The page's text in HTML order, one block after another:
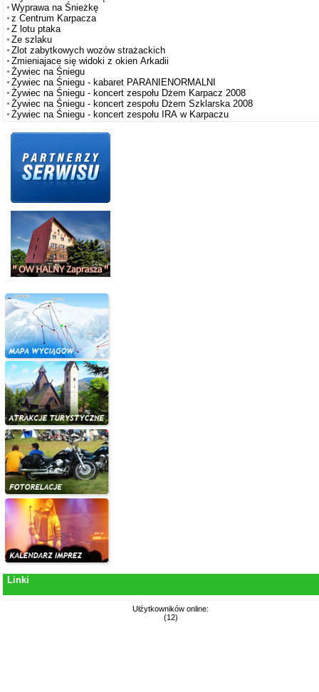
Wyprawa na Śnieżkę
z Centrum Karpacza
Z lotu ptaka
Ze szlaku
Zlot zabytkowych wozów strażackich
Zmieniajace się widoki z okien Arkadii
Żywiec na Śniegu
Żywiec na Śniegu - kabaret PARANIENORMALNI
Żywiec na Śniegu - koncert zespołu Dżem Karpacz 2008
Żywiec na Śniegu - koncert zespołu Dżem Szklarska 2008
Żywiec na Śniegu - koncert zespołu IRA w Karpaczu
Linki
Ułźytkowników online:
(12)